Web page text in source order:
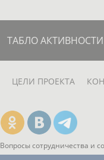
ТАБЛО АКТИВНОСТИ
ЦЕЛИ ПРОЕКТА
Вопросы сотрудничества и